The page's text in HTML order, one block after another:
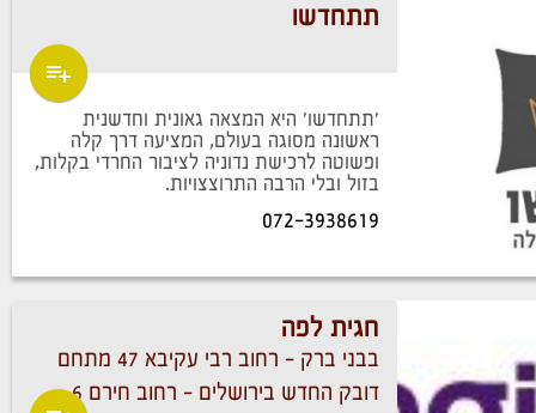
תתחדשו
'תתחדשו' היא המצאה גאונית וחדשנית
ראשונה מסוגה בעולם, המציעה דרך קלה
ופשוטה לרכישת נדוניה לציבור החרדי בקלות,
בזול ובלי הרבה התרוצצויות.
072-3938619
חגית לפה
בבני ברק - רחוב רבי עקיבא 47 מתחם
דובק החדש בירושלים - רחוב חירם 6